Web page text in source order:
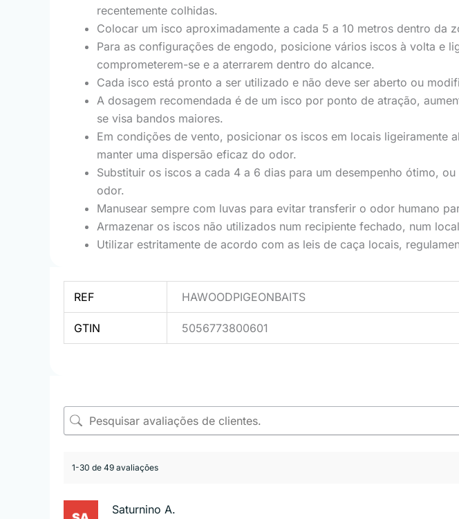
recentemente colhidas.
Colocar um isco aproximadamente a cada 5 a 10 metros dentro da
Para as configurações de engodo, posicione vários iscos à volta e
comprometerem-se e a aterrarem dentro do alcance.
Cada isco está pronto a ser utilizado e não deve ser aberto ou
A dosagem recomendada é de um isco por ponto de atração,
se visa bandos maiores.
Em condições de vento, posicionar os iscos em locais
manter uma dispersão eficaz do odor.
Substituir os iscos a cada 4 a 6 dias para um desempenho ótimo,
odor.
Manusear sempre com luvas para evitar transferir o odor humano
Armazenar os iscos não utilizados num recipiente fechado, num
Utilizar estritamente de acordo com as leis de caça locais,
REF HAWOODPIGEONBAITS
GTIN 5056773800601
1-30 de 49 avaliações
Saturnino A.